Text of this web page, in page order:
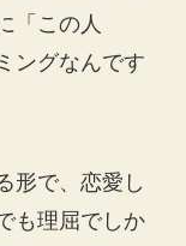
「この人
ングなんです
形で、恋愛し
も理屈でしか